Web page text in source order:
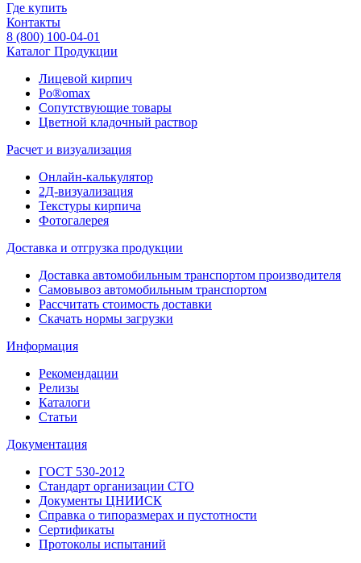
Где купить
Контакты
8 (800) 100-04-01
Каталог Продукции
Лицевой кирпич
Po®omax
Сопутствующие товары
Цветной кладочный раствор
Расчет и визуализация
Онлайн-калькулятор
2Д-визуализация
Текстуры кирпича
Фотогалерея
Доставка и отгрузка продукции
Доставка автомобильным транспортом производителя
Самовывоз автомобильным транспортом
Рассчитать стоимость доставки
Скачать нормы загрузки
Информация
Рекомендации
Релизы
Каталоги
Статьи
Документация
ГОСТ 530-2012
Стандарт организации СТО
Документы ЦНИИСК
Справка о типоразмерах и пустотности
Сертификаты
Протоколы испытаний